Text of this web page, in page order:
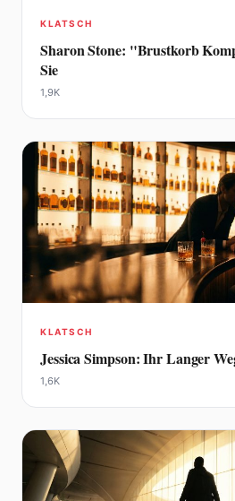
KLATSCH
Sharon Stone: "Brustkorb
Sie
1,9K
KLATSCH
Jessica Simpson: Ihr Langer
1,6K